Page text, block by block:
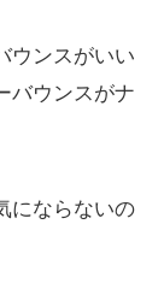
ウンスがいい
バウンスがナ
にならないの